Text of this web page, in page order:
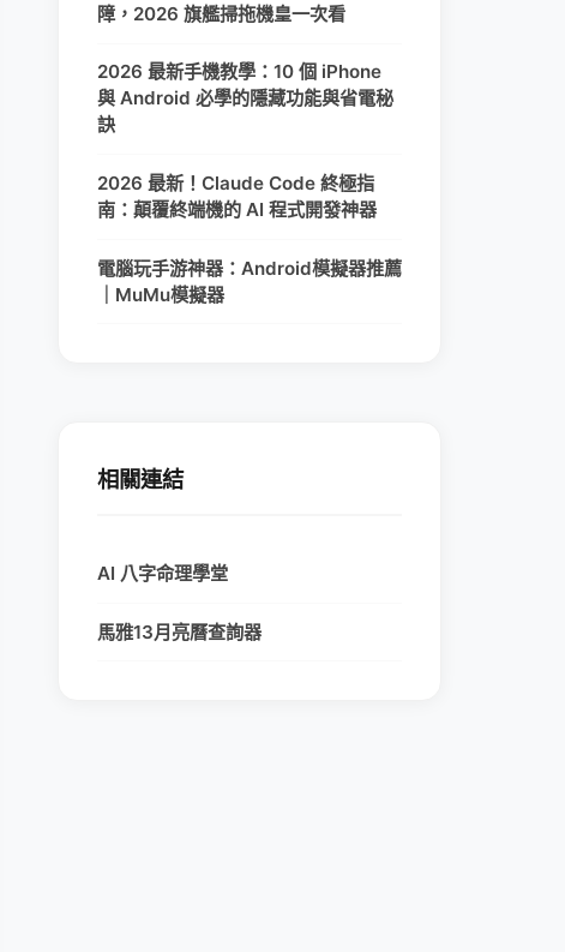
障，2026 旗艦掃拖機皇一次看
2026 最新手機教學：10 個 iPhone
與 Android 必學的隱藏功能與省電秘
訣
2026 最新！Claude Code 終極指
南：顛覆終端機的 AI 程式開發神器
電腦玩手游神器：Android模擬器推薦
｜MuMu模擬器
相關連結
AI 八字命理學堂
馬雅13月亮曆查詢器